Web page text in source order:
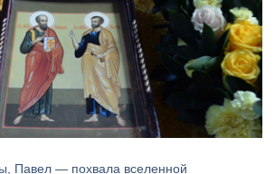
Павел — похвала вселенной